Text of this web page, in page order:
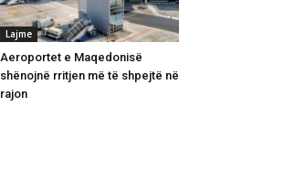
Lajme
Aeroportet e Maqedonisë
shënojnë rritjen më të shpejtë në
rajon